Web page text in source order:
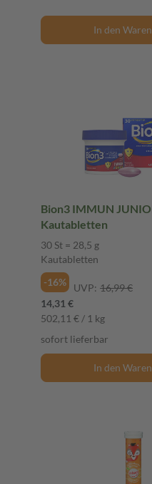
In den
Bion3 IMMUN
Kautabletten
30 St = 28,5 g
Kautabletten
-16%
UVP: 16,99 €
14,31 €
502,11 € / 1 kg
sofort lieferbar
In den